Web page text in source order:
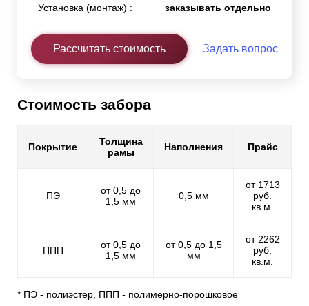
Установка (монтаж) : заказывать отдельно
Рассчитать стоимость Задать вопрос
Стоимость забора
Покрытие
Толщина
рамы
Наполнения Прайс
ПЭ
от 0,5 до
1,5 мм
0,5 мм
от 1713
руб.
кв.м.
ППП
от 0,5 до
1,5 мм
от 0,5 до 1,5
мм
от 2262
руб.
кв.м.
* ПЭ - полиэстер, ППП - полимерно-порошковое